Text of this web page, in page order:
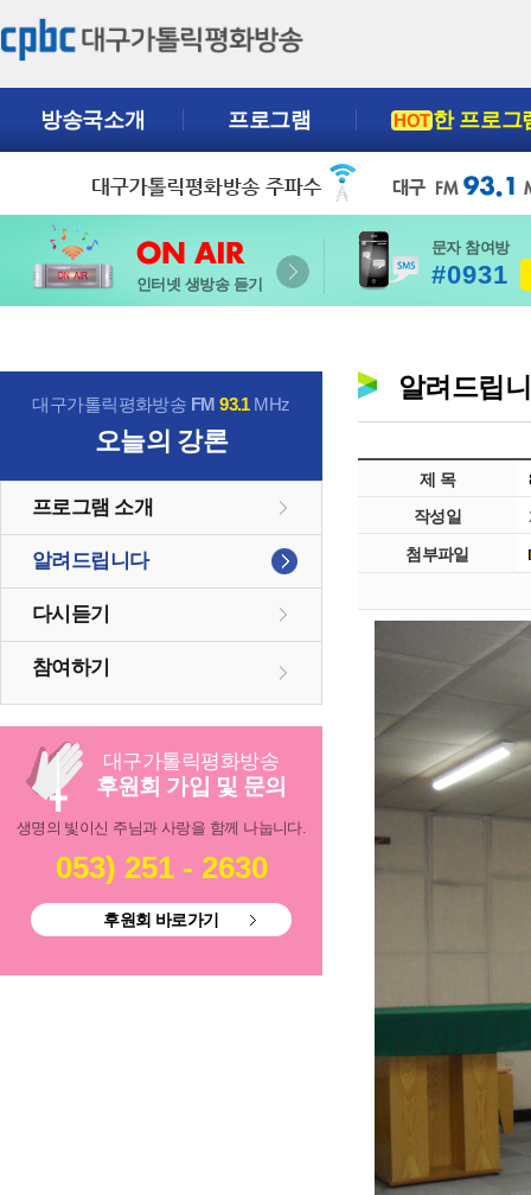
방송국소개 프로그램 HOT한 프로그
인터넷 생방송 듣기
문자 참여방
#0931
대구가톨릭평화방송 FM93.1MHz
오늘의 강론
프로그램 소개
알려드립니다
다시듣기
참여하기
대구가톨릭평화방송
후원회 가입 및 문의
생명의 빛이신 주님과 사랑을 함께 나눕니다.
053) 251 - 2630
후원회 바로가기
알려드립
제 목
작성일
첨부파일